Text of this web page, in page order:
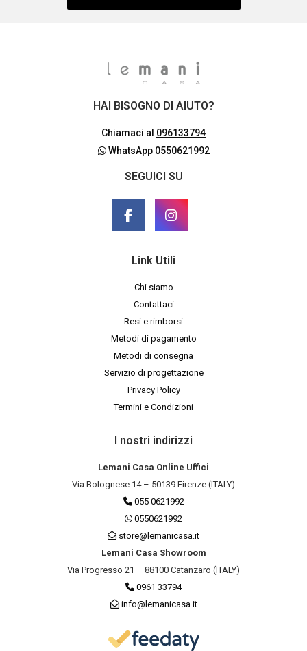
HAI BISOGNO DI AIUTO?
Chiamaci al 096133794
WhatsApp 0550621992
SEGUICI SU
Link Utili
Chi siamo
Contattaci
Resi e rimborsi
Metodi di pagamento
Metodi di consegna
Servizio di progettazione
Privacy Policy
Termini e Condizioni
I nostri indirizzi
Lemani Casa Online Uffici
Via Bolognese 14 – 50139 Firenze (ITALY)
055 0621992
0550621992
store@lemanicasa.it
Lemani Casa Showroom
Via Progresso 21 – 88100 Catanzaro (ITALY)
0961 33794
info@lemanicasa.it